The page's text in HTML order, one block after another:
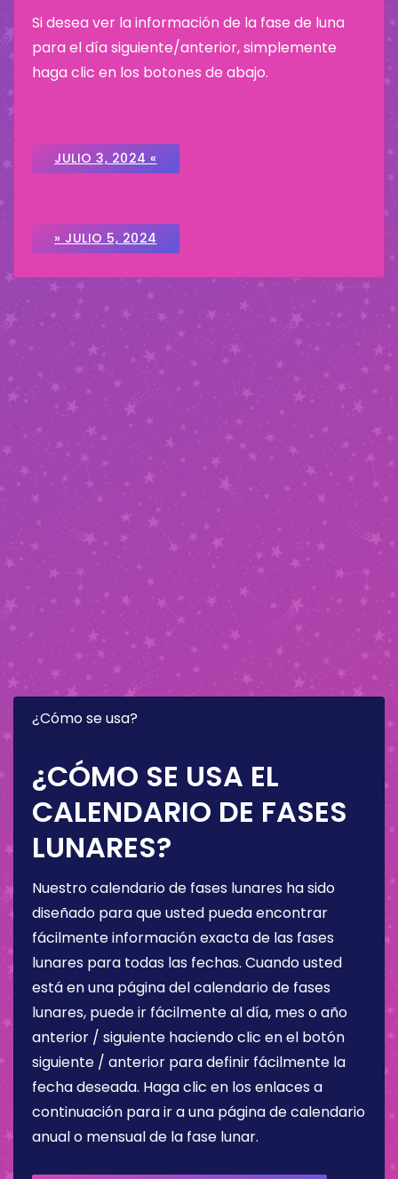
Si desea ver la información de la fase de luna
para el día siguiente/anterior, simplemente
haga clic en los botones de abajo.
JULIO 3, 2024 «
» JULIO 5, 2024
¿Cómo se usa?
¿CÓMO SE USA EL
CALENDARIO DE FASES
LUNARES?
Nuestro calendario de fases lunares ha sido
diseñado para que usted pueda encontrar
fácilmente información exacta de las fases
lunares para todas las fechas. Cuando usted
está en una página del calendario de fases
lunares, puede ir fácilmente al día, mes o año
anterior / siguiente haciendo clic en el botón
siguiente / anterior para definir fácilmente la
fecha deseada. Haga clic en los enlaces a
continuación para ir a una página de calendario
anual o mensual de la fase lunar.